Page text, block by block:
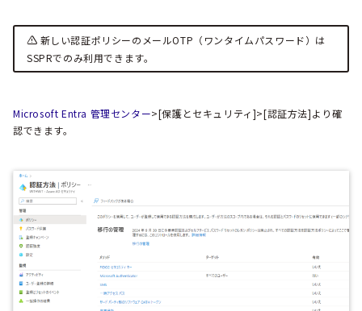
新しい認証ポリシーのメールOTP（ワンタイムパスワード）は
SSPRでのみ利用できます。
Microsoft Entra 管理センター>[保護とセキュリティ]>[認証方法]より確
認できます。